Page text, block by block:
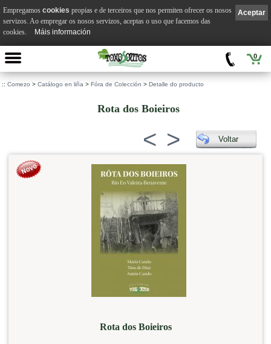
0
:: Comezo > Catálogo en liña > Fóra de Colección > Detalle do producto
Rota dos Boieiros
< > Voltar
Rota dos Boieiros
Aceptar
Empregamos cookies propias e de terceiros que nos permiten ofrecer os nosos
servizos. Ao empregar os nosos servizos, aceptas o uso que facemos das
cookies.
Máis información